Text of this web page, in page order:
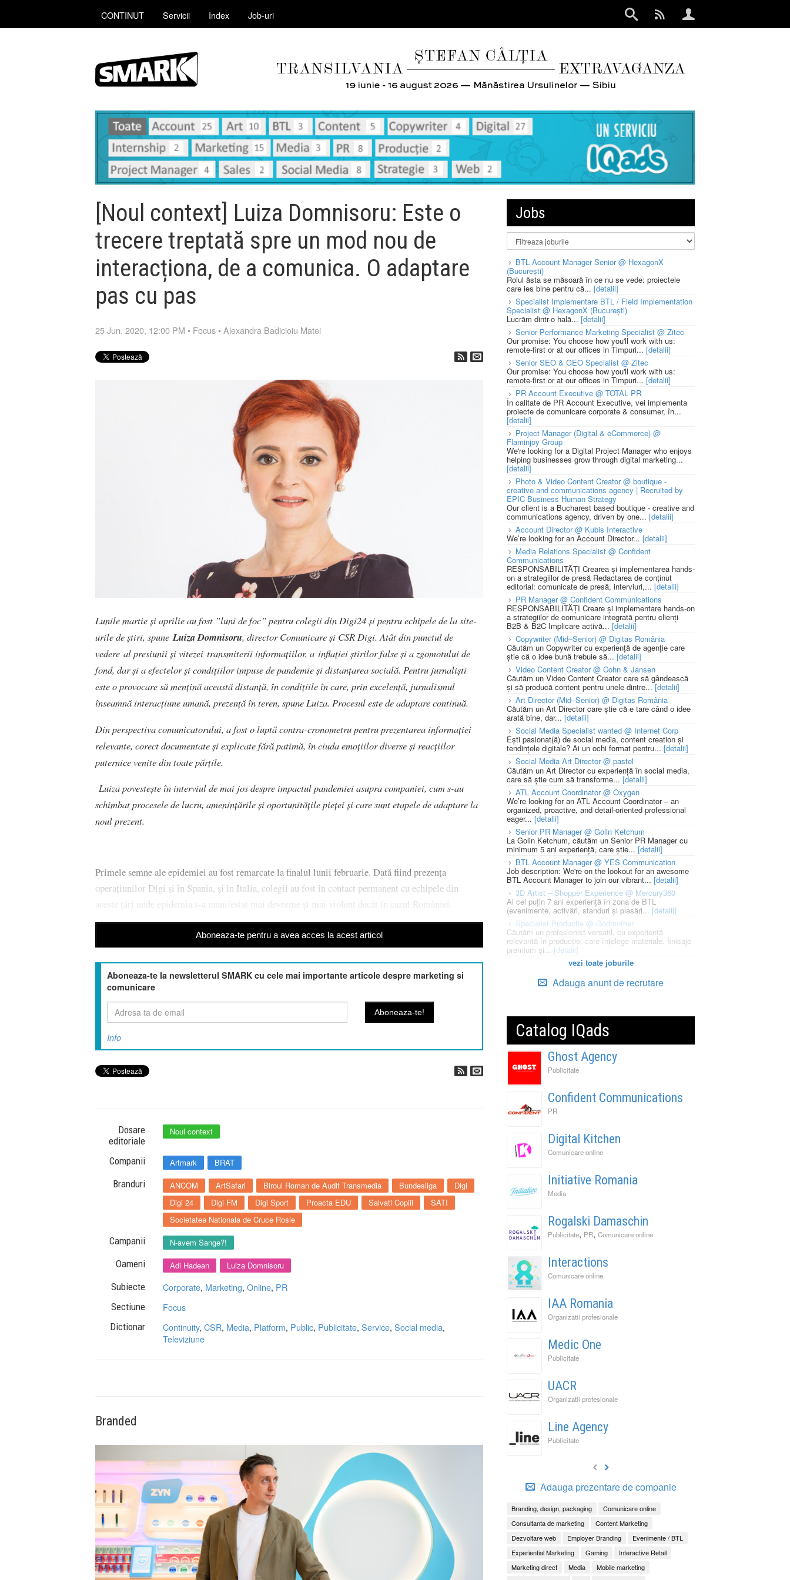
CONTINUT Servicii Index Job-uri
[Noul context] Luiza Domnisoru: Este o
trecere treptată spre un mod nou de
interacționa, de a comunica. O adaptare
pas cu pas
25 Jun. 2020, 12:00 PM • Focus •Alexandra Badicioiu Matei
Lunile martie și aprilie au fost ”luni de foc” pentru colegii din Digi24 și pentru echipele de la site-
urile de știri, spune Luiza Domnisoru, director Comunicare și CSR Digi. Atât din punctul de
vedere al presiunii și vitezei transmiterii informațiilor, a inflației știrilor false și a zgomotului de
fond, dar și a efectelor și condițiilor impuse de pandemie și distanțarea socială. Pentru jurnaliști
este o provocare să mențină această distanță, în condițiile în care, prin excelență, jurnalismul
înseamnă interacțiune umană, prezență în teren, spune Luiza. Procesul este de adaptare continuă.
Din perspectiva comunicatorului, a fost o luptă contra-cronometru pentru prezentarea informației
relevante, corect documentate și explicate fără patimă, în ciuda emoțiilor diverse și reacțiilor
puternice venite din toate părțile.
Luiza povestește în interviul de mai jos despre impactul pandemiei asupra companiei, cum s-au
schimbat procesele de lucru, amenințările și oportunitățile pieței și care sunt etapele de adaptare la
noul prezent.
Primele semne ale epidemiei au fost remarcate la finalul lunii februarie. Dată fiind prezența
operațiunilor Digi și în Spania, și în Italia, colegii au fost în contact permanent cu echipele din
aceste țări unde epidemia s-a manifestat mai devreme și mai violent decât în cazul României.
Aboneaza-te pentru a avea acces la acest articol
Aboneaza-te la newsletterul SMARK cu cele mai importante articole despre marketing si
comunicare
Info
Dosare
editoriale
Noul context
Companii Artmark BRAT
Branduri ANCOM ArtSafari Biroul Roman de Audit Transmedia Bundesliga
Digi
Digi 24
Digi FM Digi Sport Proacta EDU Salvati Copiii
SATI
Societatea Nationala de Cruce Rosie
Campanii N-avem Sange?!
Oameni Adi Hadean Luiza Domnisoru
Subiecte Corporate, Marketing, Online, PR
Sectiune Focus
Dictionar Continuity, CSR, Media, Platform, Public, Publicitate, Service, Social media,
Televiziune
Branded
Jobs
BTL Account Manager Senior @ HexagonX
(București)
Rolul ăsta se măsoară în ce nu se vede: proiectele
care ies bine pentru că... [detalii]
Specialist Implementare BTL / Field Implementation
Specialist @ HexagonX (București)
Lucrăm dintr-o hală... [detalii]
Senior Performance Marketing Specialist @ Zitec
Our promise: You choose how you'll work with us:
remote-first or at our offices in Timpuri... [detalii]
Senior SEO & GEO Specialist @ Zitec
Our promise: You choose how you'll work with us:
remote-first or at our offices in Timpuri... [detalii]
PR Account Executive @ TOTAL PR
În calitate de PR Account Executive, vei implementa
proiecte de comunicare corporate & consumer, în...
[detalii]
Project Manager (Digital & eCommerce) @
Flaminjoy Group
We're looking for a Digital Project Manager who enjoys
helping businesses grow through digital marketing...
[detalii]
Photo & Video Content Creator @ boutique -
creative and communications agency | Recruited by
EPIC Business Human Strategy
Our client is a Bucharest based boutique - creative and
communications agency, driven by one... [detalii]
Account Director @ Kubis Interactive
We’re looking for an Account Director... [detalii]
Media Relations Specialist @ Confident
Communications
RESPONSABILITĂȚI Crearea și implementarea hands-
on a strategiilor de presă Redactarea de conținut
editorial: comunicate de presă, interviuri,... [detalii]
PR Manager @ Confident Communications
RESPONSABILITĂȚI Creare și implementare hands-on
a strategiilor de comunicare integrată pentru clienți
B2B & B2C Implicare activă... [detalii]
Copywriter (Mid–Senior) @ Digitas România
Căutăm un Copywriter cu experiență de agenție care
știe că o idee bună trebuie să... [detalii]
Video Content Creator @ Cohn & Jansen
Căutăm un Video Content Creator care să gândească
și să producă content pentru unele dintre... [detalii]
Art Director (Mid–Senior) @ Digitas România
Căutăm un Art Director care știe că e tare când o idee
arată bine, dar... [detalii]
Social Media Specialist wanted @ Internet Corp
Ești pasionat(ă) de social media, content creation și
tendințele digitale? Ai un ochi format pentru... [detalii]
Social Media Art Director @ pastel
Căutăm un Art Director cu experiență în social media,
care să știe cum să transforme... [detalii]
ATL Account Coordinator @ Oxygen
We’re looking for an ATL Account Coordinator – an
organized, proactive, and detail-oriented professional
eager... [detalii]
Senior PR Manager @ Golin Ketchum
La Golin Ketchum, căutăm un Senior PR Manager cu
minimum 5 ani experiență, care știe... [detalii]
BTL Account Manager @ YES Communication
Job description: We're on the lookout for an awesome
BTL Account Manager to join our vibrant... [detalii]
3D Artist – Shopper Experience @ Mercury360
Ai cel puțin 7 ani experiență în zona de BTL
(evenimente, activări, standuri și plasări... [detalii]
Specialist Productie @ Godmother
Căutăm un profesionist versatil, cu experiență
relevantă în producție, care înțelege materiale, finisaje
premium și... [detalii]
vezi toate joburile
Adauga anunt de recrutare
Catalog IQads
Ghost Agency
Publicitate
Confident Communications
PR
Digital Kitchen
Comunicare online
Initiative Romania
Media
Rogalski Damaschin
Publicitate, PR, Comunicare online
Interactions
Comunicare online
IAA Romania
Organizatii profesionale
Medic One
Publicitate
UACR
Organizatii profesionale
Line Agency
Publicitate
Adauga prezentare de companie
Branding, design, packaging
Comunicare online
Consultanta de marketing
Content Marketing
Dezvoltare web
Employer Branding
Evenimente / BTL
Experiential Marketing
Gaming
Interactive Retail
Marketing direct
Media
Mobile marketing